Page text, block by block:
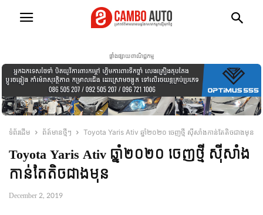
ផ្ទាំងផ្សាយពាណិជ្ជកម្ម
ទំព័រដើម ព័ត៍មានថ្មីៗ Toyota Yaris Ativ ឆ្នាំ២០២០ ចេញថ្មី ស៊ីសាំងកាន់តែតិចជាងមុន
Toyota Yaris Ativ ឆ្នាំ២០២០ ចេញថ្មី ស៊ីសាំង
កាន់តែតិចជាងមុន
December 2, 2019